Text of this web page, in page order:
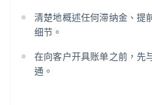
清楚地概述任何滞纳金、提
细节。
在向客户开具账单之前，先
通。